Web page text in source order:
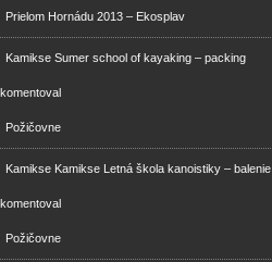
Prielom Hornádu 2013 – Ekosplav
Kamikse Sumer school of kayaking – packing
komentoval
Požičovne
Kamikse Kamikse Letná škola kanoistiky – balenie
komentoval
Požičovne